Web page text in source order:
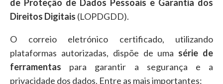
de Proteção de Dados Pessoais e Garantia dos
Direitos Digitais (LOPDGDD).
O correio eletrónico certificado, utilizando
plataformas autorizadas, dispõe de uma série de
ferramentas para garantir a segurança e a
privacidade dos dados. Entre as mais importantes: